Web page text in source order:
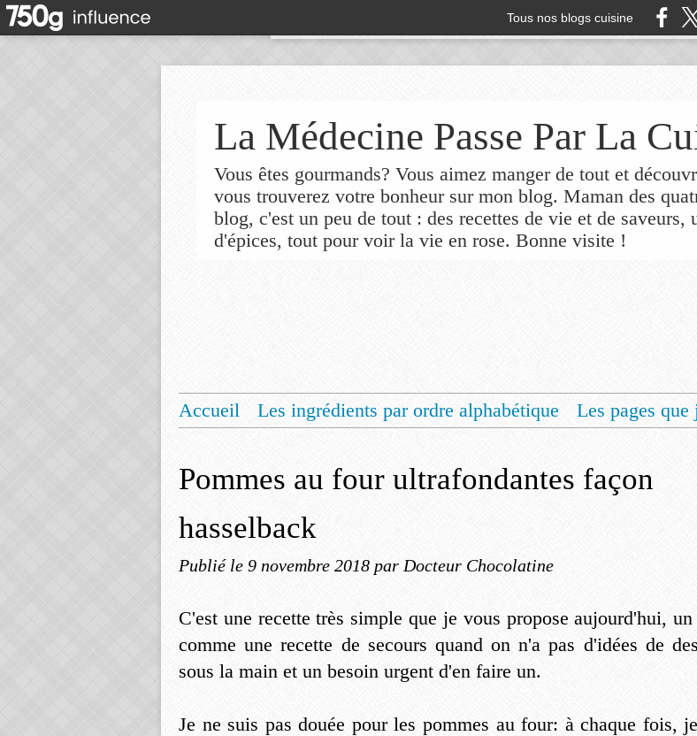
Tous nos blogs cuisine
La Médecine Passe Par La
Vous êtes gourmands? Vous aimez manger de tout et
vous trouverez votre bonheur sur mon blog. Maman des
blog, c'est un peu de tout : des recettes de vie et de saveurs,
d'épices, tout pour voir la vie en rose. Bonne visite !
Accueil Les ingrédients par ordre alphabétique Les pages
Pommes au four ultrafondantes façon
hasselback
Publié le 9 novembre 2018 par Docteur Chocolatine
C'est une recette très simple que je vous propose aujourd'hui, un
comme une recette de secours quand on n'a pas d'idées de
sous la main et un besoin urgent d'en faire un.
Je ne suis pas douée pour les pommes au four: à chaque fois,